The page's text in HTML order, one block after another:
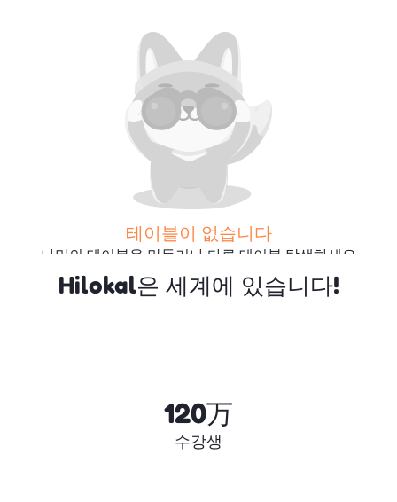
테이블이 없습니다
나만의 테이블을 만들거나 다른 테이블 탐색하세요
더 많은 테이블 검색
Hilokal은 세계에 있습니다!
120万
수강생